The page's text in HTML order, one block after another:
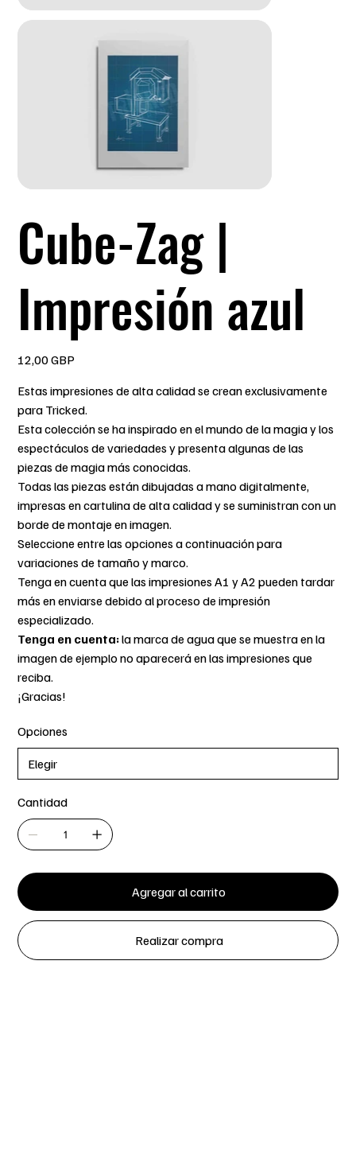
Cube-Zag |
Impresión azul
12,00 GBP
Estas impresiones de alta calidad se crean exclusivamente
para Tricked.
Esta colección se ha inspirado en el mundo de la magia y los
espectáculos de variedades y presenta algunas de las
piezas de magia más conocidas.
Todas las piezas están dibujadas a mano digitalmente,
impresas en cartulina de alta calidad y se suministran con un
borde de montaje en imagen.
Seleccione entre las opciones a continuación para
variaciones de tamaño y marco.
Tenga en cuenta que las impresiones A1 y A2 pueden tardar
más en enviarse debido al proceso de impresión
especializado.
Tenga en cuenta:la marca de agua que se muestra en la
imagen de ejemplo no aparecerá en las impresiones que
reciba.
¡Gracias!
Opciones
Cantidad
Agregar al carrito
Realizar compra